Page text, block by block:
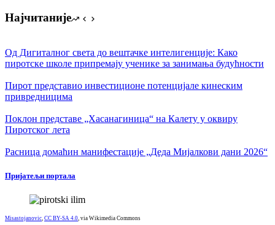
Најчитаније
Од Дигиталног света до вештачке интелигенције: Како
пиротске школе припремају ученике за занимања будућности
Пирот представио инвестиционе потенцијале кинеским
привредницима
Поклон представе „Хасанагиница“ на Калету у оквиру
Пиротског лета
Расница домаћин манифестације „Деда Мијалкови дани 2026“
Пријатељи портала
Misastojanovic, CC BY-SA 4.0, via Wikimedia Commons